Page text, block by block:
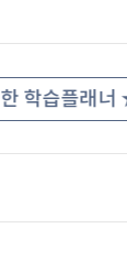
리뷰!! ★